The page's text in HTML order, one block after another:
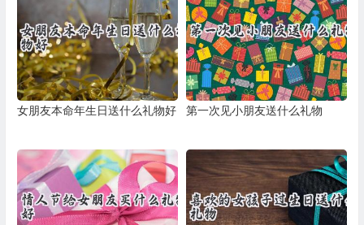
女朋友本命年生日送什么礼物好 第一次见小朋友送什么礼物